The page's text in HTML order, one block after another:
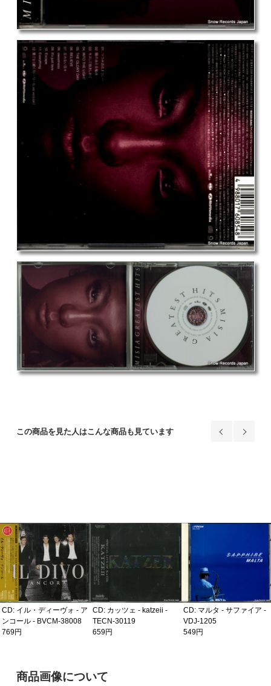
この商品を見た人はこんな商品も見ています
CD: イル・ディーヴォ - ア
ンコール - BVCM-38008
769円
CD: カッツェ - katzeii -
TECN-30119
659円
CD: マルタ - サファイア -
VDJ-1205
549円
ご購入前の注意事項
商品画像について